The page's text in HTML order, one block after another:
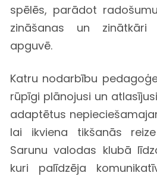
spēlēs, parādot
zināšanas un zinātkāri
apguvē.
Katru nodarbību
rūpīgi plānojusi un
adaptētus
lai ikviena tikšanās
Sarunu valodas klubā
kuri palīdzēja